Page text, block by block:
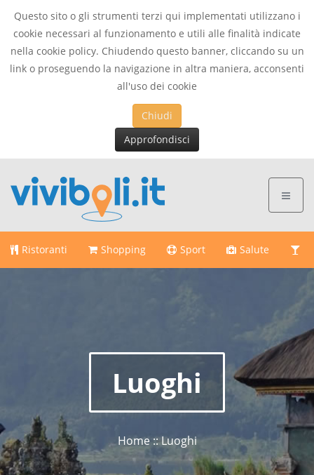
Questo sito o gli strumenti terzi qui implementati utilizzano i
cookie necessari al funzionamento e utili alle finalità indicate
nella cookie policy. Chiudendo questo banner, cliccando su un
link o proseguendo la navigazione in altra maniera, acconsenti
all'uso dei cookie
Chiudi
Approfondisci
Ristoranti Shopping Sport Salute
Luoghi
Home :: Luoghi